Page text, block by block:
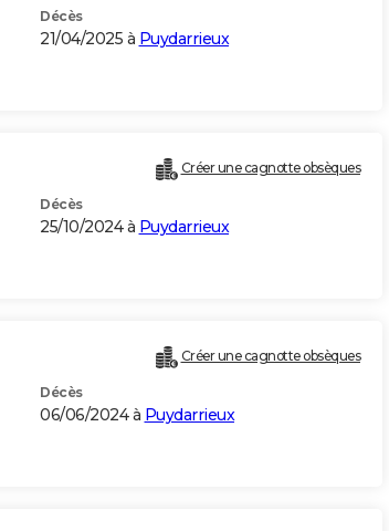
Décès
21/04/2025 à Puydarrieux
Créer une cagnotte obsèques
Décès
25/10/2024 à Puydarrieux
Créer une cagnotte obsèques
Décès
06/06/2024 à Puydarrieux